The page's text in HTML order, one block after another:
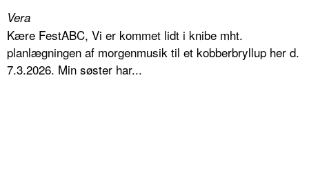
Vera
Kære FestABC, Vi er kommet lidt i knibe mht.
planlægningen af morgenmusik til et kobberbryllup her d.
7.3.2026. Min søster har...